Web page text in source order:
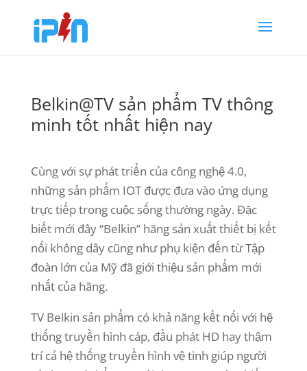
Belkin@TV sản phẩm TV thông
minh tốt nhất hiện nay
Cùng với sự phát triển của công nghệ 4.0,
những sản phẩm IOT được đưa vào ứng dụng
trực tiếp trong cuộc sống thường ngày. Đặc
biết mới đây “Belkin” hãng sản xuất thiết bị kết
nối không dây cũng như phụ kiện đến từ Tập
đoàn lớn của Mỹ đã giới thiệu sản phẩm mới
nhất của hãng.
TV Belkin sản phẩm có khả năng kết nối với hệ
thống truyền hình cáp, đầu phát HD hay thậm
trí cả hệ thống truyền hình vệ tinh giúp người